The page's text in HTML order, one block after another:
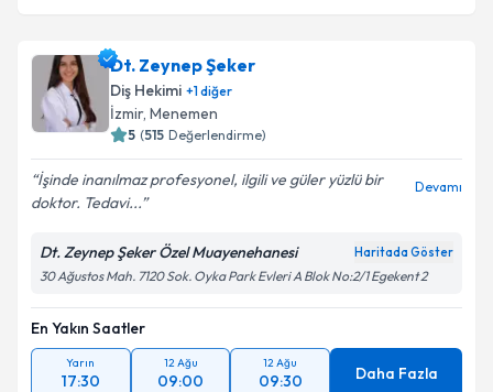
Dt. Zeynep Şeker
Diş Hekimi +1diğer
İzmir, Menemen
5 (515 Değerlendirme)
İşinde inanılmaz profesyonel, ilgili ve güler yüzlü bir
doktor. Tedavi...
Devamı
Dt. Zeynep Şeker Özel Muayenehanesi Haritada Göster
30 Ağustos Mah. 7120 Sok. Oyka Park Evleri A Blok No:2/1 Egekent 2
En Yakın Saatler
Yarın
17:30
12 Ağu
09:00
12 Ağu
09:30 Daha Fazla